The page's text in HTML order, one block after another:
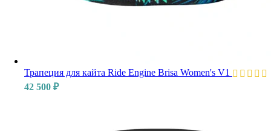
Трапеция для кайта Ride Engine Brisa Women's V1
42 500 ₽